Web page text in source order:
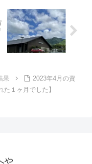
果
2023年4月の資
１ヶ月でした】
や